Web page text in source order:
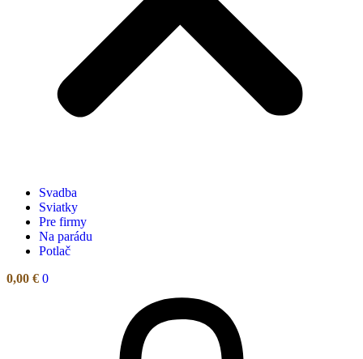
Svadba
Sviatky
Pre firmy
Na parádu
Potlač
0,00 € 0